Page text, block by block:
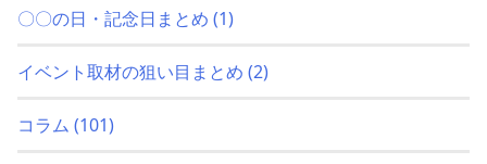
〇〇の日・記念日まとめ (1)
イベント取材の狙い目まとめ (2)
コラム (101)